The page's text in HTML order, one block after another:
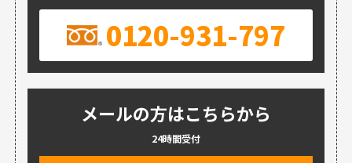
0120-931-797
メールの方はこちらから
24時間受付